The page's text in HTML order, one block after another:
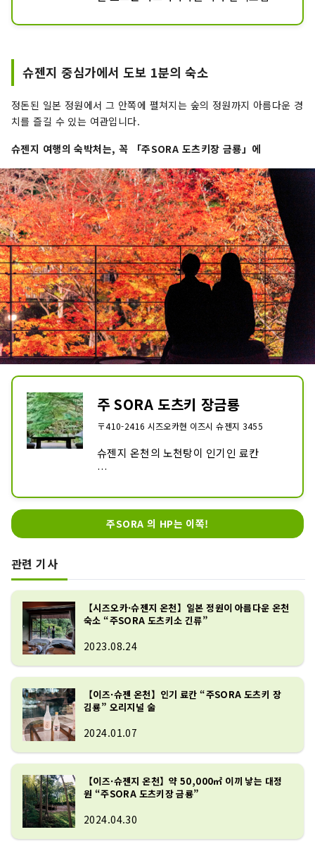
1994년부터 3년간 정비되어 조용한 환경
대나무 숲의 작은 지름을 걸으면 찻집과 불
는 큰 대나무의 원형 벤치에 앉아 있으면
대나무 숲을 지나는 바람을 느낄 수 있습니
다.
18시경부터 23시경까지 라이트 업되어 환
상적인 밤의 산책을 즐길 수 있습니다.
20시경부터 시간 한정으로 진행되는 아트
스팟도 추천합니다.
슈젠지 중심가에서 도보 1분의 숙소
정돈된 일본 정원에서 그 안쪽에 펼쳐지는 숲의 정원까지 아름다운 경
치를 즐길 수 있는 여관입니다.
슈젠지 여행의 숙박처는, 꼭 「주SORA 도츠키장 금룡」에
주 SORA 도츠키 장금룡
〒410-2416 시즈오카현 이즈시 슈젠지 3455
슈젠지 온천의 노천탕이 인기인 료칸
슈젠지 온천가의 중심
대나무 숲의 작은 지름 앞에 위치한 당관은
대하는 식사와 방, 온천, 정원과
다.
기품이 있는 관내이면서,
어딘가 진정 같은
궁극의 휴식 공간을 제공합니다.
이즈・슈젠지 여행시에는,
각 관광지에도 최대 1시간 반으로 접근도
당관을 꼭 이용해 주십시오.
주SORA 의 HP는 이쪽!
관련 기사
【시즈오카·슈젠지 온천】일본 정원이 아름다운 온천
숙소 “주SORA 도츠키소 긴류”
2023.08.24
【이즈·슈젠 온천】인기 료칸 “주SORA 도츠키 장
김룡” 오리지널 술
2024.01.07
【이즈·슈젠지 온천】약 50,000㎡ 이끼 낳는 대정
원 “주SORA 도츠키장 금룡”
2024.04.30